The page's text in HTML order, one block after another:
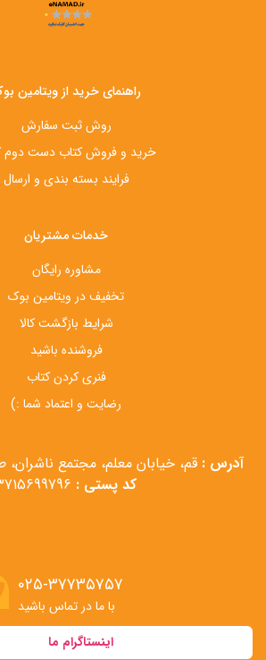
راهنمای خرید از ویتامین
روش ثبت سفارش
خرید و فروش کتاب دست‌ دوم
فرایند بسته بندی و ارسال
خدمات مشتریان
مشاوره رایگان
تخفیف در ویتامین بوک
شرایط بازگشت کالا
فروشنده باشید
فنری کردن کتاب
رضایت و اعتماد شما :)
آدرس : قم، خیابان معلم، مجتمع ناشران،
کد پستی :
۰۲۵-۳۷۷۳۵۷۵۷
با ما در تماس باشید
اینستاگرام ما